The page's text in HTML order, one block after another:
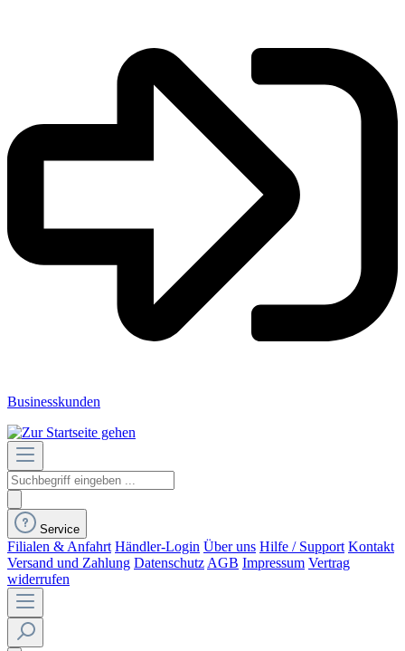
Businesskunden
Service
Filialen & Anfahrt Händler-Login Über uns Hilfe / Support Kontakt
Versand und Zahlung Datenschutz AGB Impressum Vertrag
widerrufen